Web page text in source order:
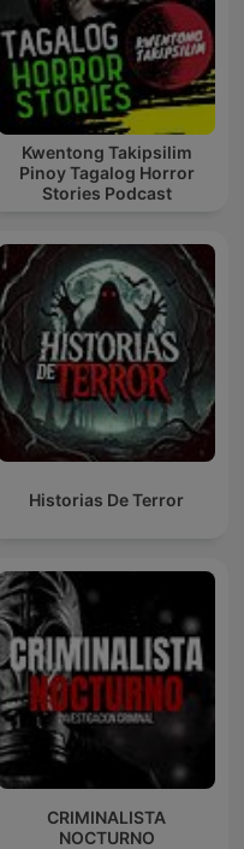
Kwentong Takipsilim
Pinoy Tagalog Horror
Stories Podcast
Historias De Terror
CRIMINALISTA
NOCTURNO